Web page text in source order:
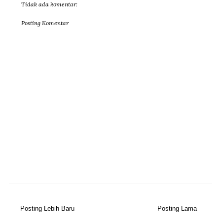
Tidak ada komentar:
Posting Komentar
Posting Lebih Baru Posting Lama